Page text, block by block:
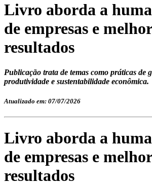
Livro aborda a
de empresas e
resultados
Publicação trata de temas como práticas de
produtividade e sustentabilidade econômica.
Atualizado em: 07/07/2026
Livro aborda a
de empresas e
resultados